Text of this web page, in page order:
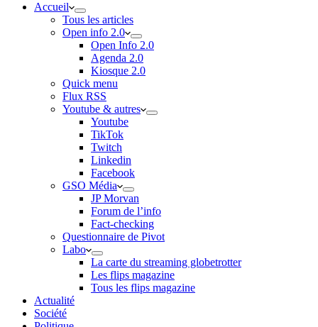
Accueil
Tous les articles
Open info 2.0
Open Info 2.0
Agenda 2.0
Kiosque 2.0
Quick menu
Flux RSS
Youtube & autres
Youtube
TikTok
Twitch
Linkedin
Facebook
GSO Média
JP Morvan
Forum de l’info
Fact-checking
Questionnaire de Pivot
Labo
La carte du streaming globetrotter
Les flips magazine
Tous les flips magazine
Actualité
Société